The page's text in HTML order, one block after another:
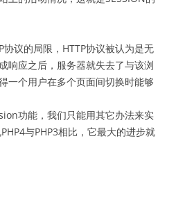
协议的局限，HTTP协议被认为是无
响应之后，服务器就失去了与该浏
一个用户在多个页面间切换时能够
功能，我们只能用其它办法来实
与PHP3相比，它最大的进步就